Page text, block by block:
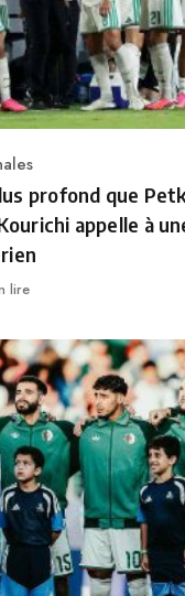
profond que
appelle à
lire